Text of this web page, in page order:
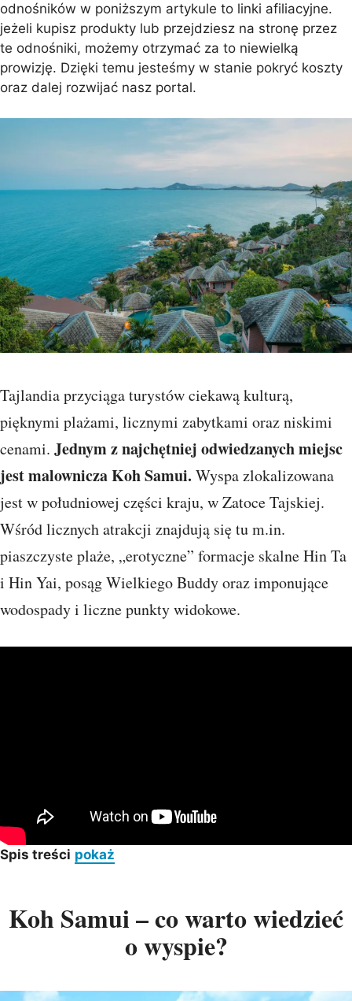
odnośników w poniższym artykule to linki afiliacyjne.
jeżeli kupisz produkty lub przejdziesz na stronę przez
te odnośniki, możemy otrzymać za to niewielką
prowizję. Dzięki temu jesteśmy w stanie pokryć koszty
oraz dalej rozwijać nasz portal.
Tajlandia przyciąga turystów ciekawą kulturą,
pięknymi plażami, licznymi zabytkami oraz niskimi
cenami. Jednym z najchętniej odwiedzanych miejsc
jest malownicza Koh Samui. Wyspa zlokalizowana
jest w południowej części kraju, w Zatoce Tajskiej.
Wśród licznych atrakcji znajdują się tu m.in.
piaszczyste plaże, „erotyczne” formacje skalne Hin Ta
i Hin Yai, posąg Wielkiego Buddy oraz imponujące
wodospady i liczne punkty widokowe.
Spis treści pokaż
Koh Samui – co warto wiedzieć
o wyspie?